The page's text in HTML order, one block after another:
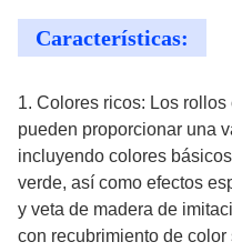
Características:
1. Colores ricos: Los
pueden proporcionar una
incluyendo colores
verde, así como efectos
y veta de madera de
con recubrimiento de